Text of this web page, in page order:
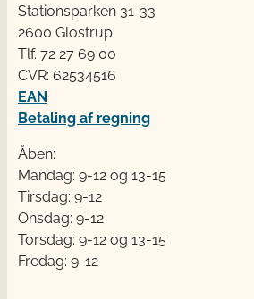
Stationsparken 31-33
2600 Glostrup
Tlf. 72 2​​​7 69 00
CVR: 62534516
EAN
Betaling af regning
Åben:
Mandag: 9-12 og 13-15
Tirsdag: 9-12
Onsdag: 9-12
Torsdag: 9-12 og 13-15
Fredag: 9-12